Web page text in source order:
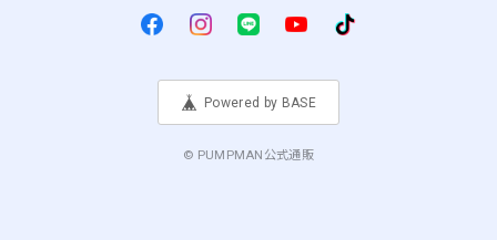
Powered by BASE
© PUMPMAN公式通販